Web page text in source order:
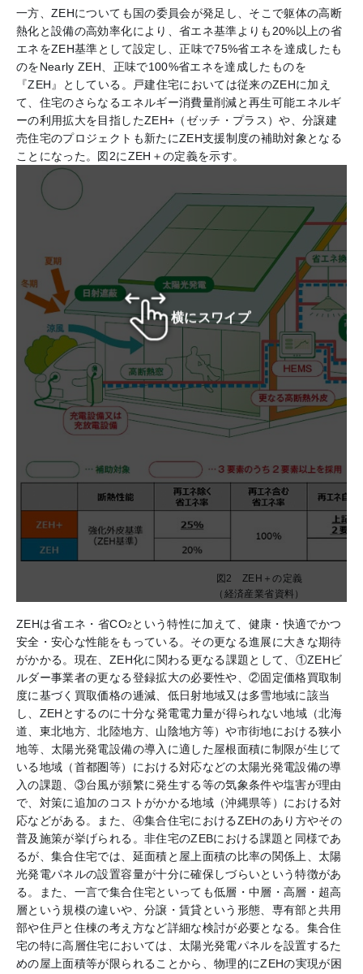
図2 ZEH＋の定義
（経済産業省資料）
横にスワイプ
一方、ZEHについても国の委員会が発足し、そこで躯体の高断
熱化と設備の高効率化により、省エネ基準よりも20%以上の省
エネをZEH基準として設定し、正味で75%省エネを達成したも
のをNearly ZEH、正味で100%省エネを達成したものを
『ZEH』としている。戸建住宅においては従来のZEHに加え
て、住宅のさらなるエネルギー消費量削減と再生可能エネルギ
ーの利用拡大を目指したZEH+（ゼッチ・プラス）や、分譲建
売住宅のプロジェクトも新たにZEH支援制度の補助対象となる
ことになった。図2にZEH＋の定義を示す。
ZEHは省エネ・省CO2 という特性に加えて、健康・快適でかつ
安全・安心な性能をもっている。その更なる進展に大きな期待
がかかる。現在、ZEH化に関わる更なる課題として、①ZEHビ
ルダー事業者の更なる登録拡大の必要性や、②固定価格買取制
度に基づく買取価格の逓減、低日射地域又は多雪地域に該当
し、ZEHとするのに十分な発電電力量が得られない地域（北海
道、東北地方、北陸地方、山陰地方等）や市街地における狭小
地等、太陽光発電設備の導入に適した屋根面積に制限が生じて
いる地域（首都圏等）における対応などの太陽光発電設備の導
入の課題、③台風が頻繁に発生する等の気象条件や塩害が理由
で、対策に追加のコストがかかる地域（沖縄県等）における対
応などがある。また、④集合住宅におけるZEHのあり方やその
普及施策が挙げられる。非住宅のZEBにおける課題と同様であ
るが、集合住宅では、延面積と屋上面積の比率の関係上、太陽
光発電パネルの設置容量が十分に確保しづらいという特徴があ
る。また、一言で集合住宅といっても低層・中層・高層・超高
層という規模の違いや、分譲・賃貸という形態、専有部と共用
部や住戸と住棟の考え方など詳細な検討が必要となる。集合住
宅の特に高層住宅においては、太陽光発電パネルを設置するた
めの屋上面積等が限られることから、物理的にZEHの実現が困